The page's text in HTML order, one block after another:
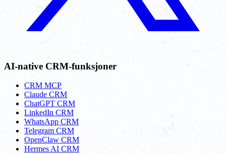
AI-native CRM-funksjoner
CRM MCP
Claude CRM
ChatGPT CRM
LinkedIn CRM
WhatsApp CRM
Telegram CRM
OpenClaw CRM
Hermes AI CRM